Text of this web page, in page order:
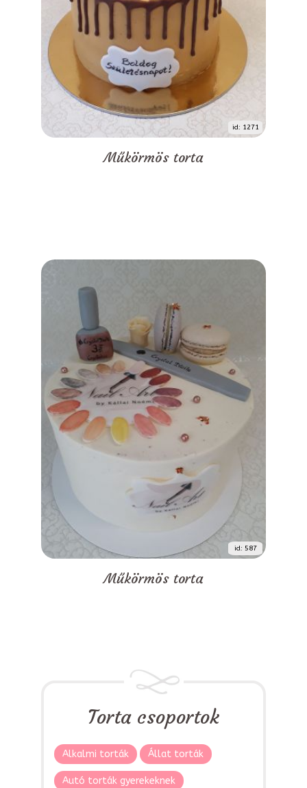
id: 1271
Műkörmös torta
id: 587
Műkörmös torta
Torta csoportok
Alkalmi torták Állat torták
Autó torták gyerekeknek